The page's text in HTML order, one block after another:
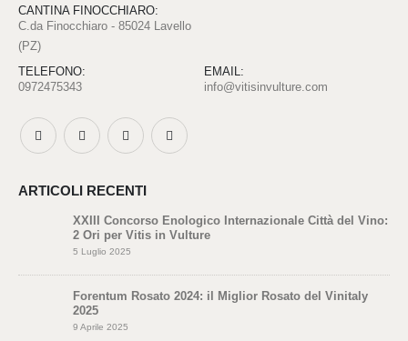
CANTINA FINOCCHIARO:
C.da Finocchiaro - 85024 Lavello
(PZ)
TELEFONO:
0972475343
EMAIL:
info@vitisinvulture.com
ARTICOLI RECENTI
XXIII Concorso Enologico Internazionale Città del Vino:
2 Ori per Vitis in Vulture
5 Luglio 2025
Forentum Rosato 2024: il Miglior Rosato del Vinitaly
2025
9 Aprile 2025